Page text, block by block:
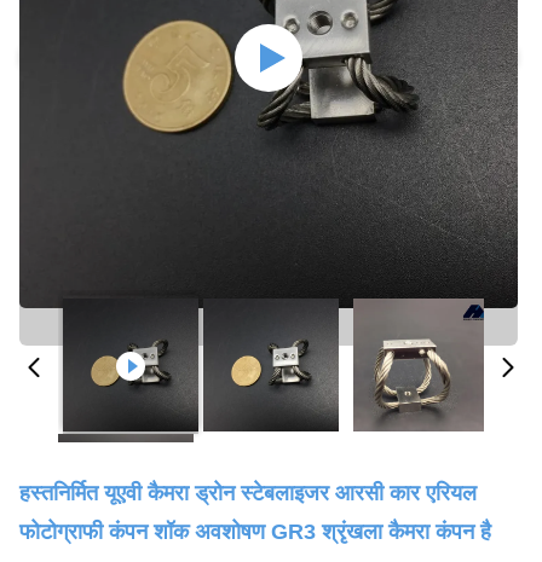
हस्तनिर्मित यूएवी कैमरा ड्रोन स्टेबलाइजर आरसी कार एरियल
फोटोग्राफी कंपन शॉक अवशोषण GR3 श्रृंखला कैमरा कंपन है